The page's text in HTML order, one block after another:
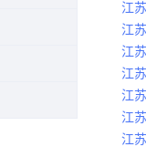
江
江
江
法
江
江
容
江
江